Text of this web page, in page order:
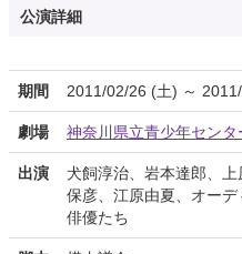
公演詳細
期間 2011/02/26 (土) ～
劇場 神奈川県立青少年センタ
出演
犬飼淳治、岩本達郎、
保彦、江原由夏、オー
俳優たち